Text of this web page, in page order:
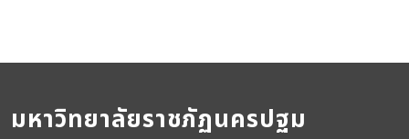
มหาวิทยาลัยราชภัฏนครปฐม